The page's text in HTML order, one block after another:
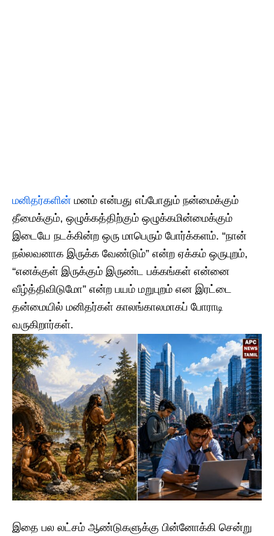
மனிதர்களின் மனம் என்பது எப்போதும் நன்மைக்கும்
தீமைக்கும், ஒழுக்கத்திற்கும் ஒழுக்கமின்மைக்கும்
இடையே நடக்கின்ற ஒரு மாபெரும் போர்க்களம். “நான்
நல்லவனாக இருக்க வேண்டும்” என்ற ஏக்கம் ஒருபுறம்,
“எனக்குள் இருக்கும் இருண்ட பக்கங்கள் என்னை
வீழ்த்திவிடுமோ” என்ற பயம் மறுபுறம் என இரட்டை
தன்மையில் மனிதர்கள் காலங்காலமாகப் போராடி
வருகிறார்கள்.
இதை பல லட்சம் ஆண்டுகளுக்கு பின்னோக்கி சென்று